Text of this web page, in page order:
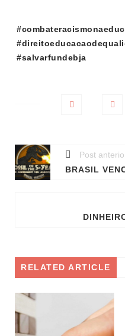
Tags:
#salvarfundebja
Post
RELATED ARTICLE